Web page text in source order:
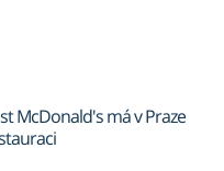
McDonald's má v Praze